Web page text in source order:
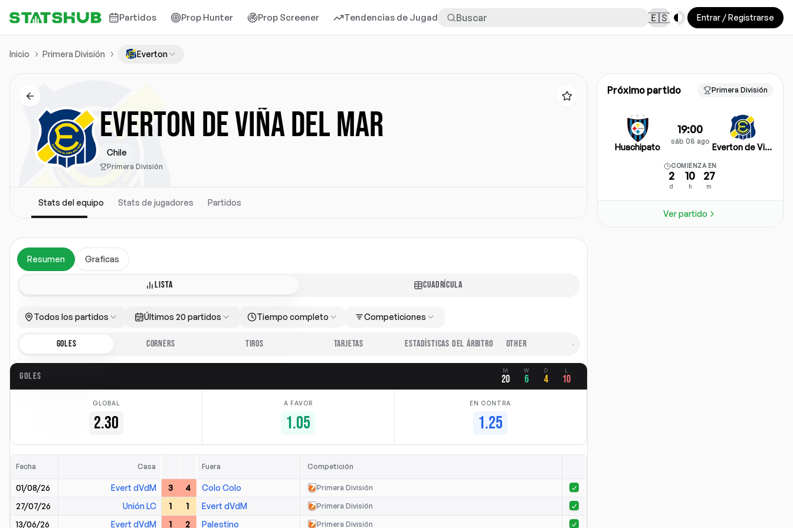
Partidos Prop Hunter Prop Screener Tendencias de Jugadores Más 🇪🇸 Toggle theme
Entrar / Registrarse
Inicio Primera División Everton
EVERTON DE VIÑA DEL MAR
Chile
Primera División
Stats del equipo Stats de jugadores Partidos
Próximo partido Primera División
Huachipato
19:00
sáb 08 ago
Everton de Viña del Mar
COMIENZA EN
2
d
10
h
27
m
Ver partido
Resumen Graficas
LISTA CUADRÍCULA
Todos los partidos Últimos 20 partidos Tiempo completo Competiciones
GOLES CORNERS TIROS TARJETAS ESTADÍSTICAS DEL ÁRBITRO
GOLES M
20
W
6
D
4
L
10
GLOBAL
2.30
A FAVOR
1.05
EN CONTRA
1.25
Fecha Casa Fuera Competición
01/08/26 Evert dVdM 3 4 Colo Colo Primera División
27/07/26 Unión LC 1 1 Evert dVdM Primera División
13/06/26 Evert dVdM 1 2 Palestino Primera División